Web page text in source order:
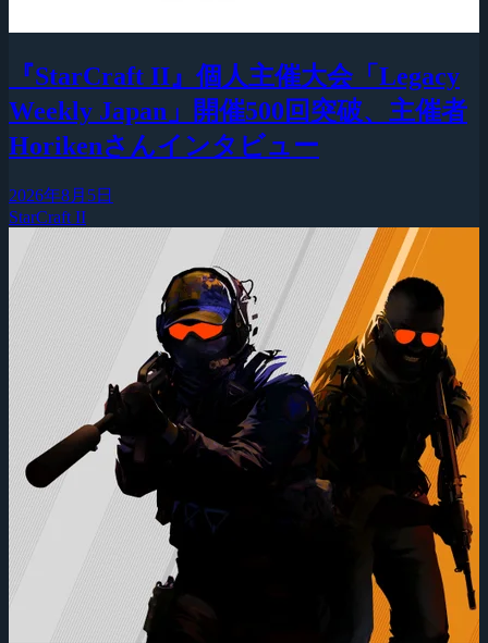
『StarCraft II』個人主催大会「Legacy
Weekly Japan」開催500回突破、主催者
Horikenさんインタビュー
2026年8月5日
StarCraft II